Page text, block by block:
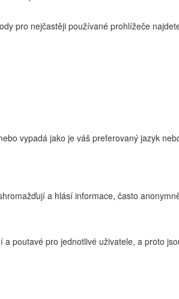
pro nejčastěji používané prohlížeče
vypadá jako je váš preferovaný jazyk
a hlásí informace, často
poutavé pro jednotlivé uživatele, a proto